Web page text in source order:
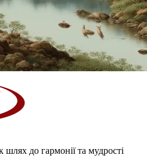
до гармонії та мудрості